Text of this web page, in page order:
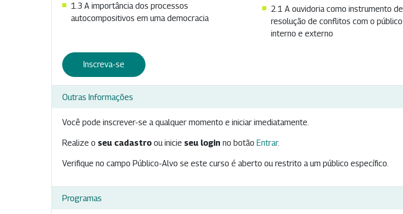
1.3 A importância dos processos
autocompositivos em uma democracia
2.1 A ouvidoria como instrumento de
resolução de conflitos com o público
interno e externo
Inscreva-se
Outras Informações
Você pode inscrever-se a qualquer momento e iniciar imediatamente.
Realize o seu cadastro ou inicie seu login no botão Entrar.
Verifique no campo Público-Alvo se este curso é aberto ou restrito a um público específico.
Programas